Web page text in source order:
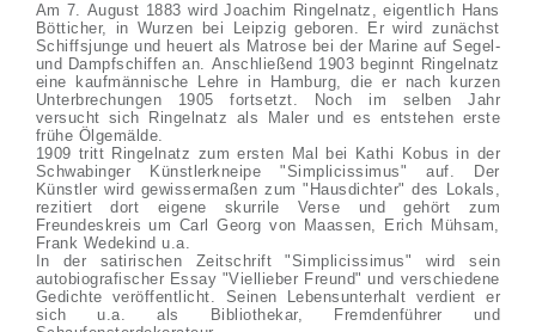
Am 7. August 1883 wird Joachim Ringelnatz, eigentlich Hans
Bötticher, in Wurzen bei Leipzig geboren. Er wird zunächst
Schiffsjunge und heuert als Matrose bei der Marine auf Segel-
und Dampfschiffen an. Anschließend 1903 beginnt Ringelnatz
eine kaufmännische Lehre in Hamburg, die er nach kurzen
Unterbrechungen 1905 fortsetzt. Noch im selben Jahr
versucht sich Ringelnatz als Maler und es entstehen erste
frühe Ölgemälde.
1909 tritt Ringelnatz zum ersten Mal bei Kathi Kobus in der
Schwabinger Künstlerkneipe "Simplicissimus" auf. Der
Künstler wird gewissermaßen zum "Hausdichter" des Lokals,
rezitiert dort eigene skurrile Verse und gehört zum
Freundeskreis um Carl Georg von Maassen, Erich Mühsam,
Frank Wedekind u.a.
In der satirischen Zeitschrift "Simplicissimus" wird sein
autobiografischer Essay "Viellieber Freund" und verschiedene
Gedichte veröffentlicht. Seinen Lebensunterhalt verdient er
sich u.a. als Bibliothekar, Fremdenführer und